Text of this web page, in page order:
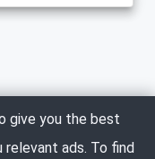
All Rights
give you the best
relevant ads. To find